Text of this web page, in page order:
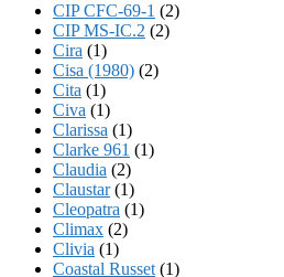
CIP CFC-69-1 (2)
CIP MS-IC.2 (2)
Cira (1)
Cisa (1980) (2)
Cita (1)
Civa (1)
Clarissa (1)
Clarke 961 (1)
Claudia (2)
Claustar(1)
Cleopatra (1)
Climax (2)
Clivia (1)
Coastal Russet (1)